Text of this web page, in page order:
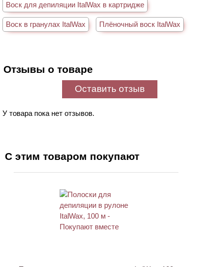
Воск для депиляции ItalWax в картридже
Воск в гранулах ItalWax Плёночный воск ItalWax
Отзывы о товаре
Оставить отзыв
У товара пока нет отзывов.
С этим товаром покупают